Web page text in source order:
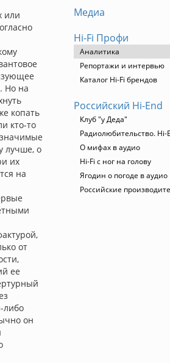
или
Но на
копать
кто-то
значимые
лучше, о
их
на
от
ее
либо
он
Медиа
Hi-Fi Профи
Аналитика
Репортажи и интервью
Каталог Hi-Fi брендов
Российский Hi-End
Клуб "у Деда"
Радиолюбительство. Hi-
О мифах в аудио
Hi-Fi с ног на голову
Ягодин о погоде в
Российские